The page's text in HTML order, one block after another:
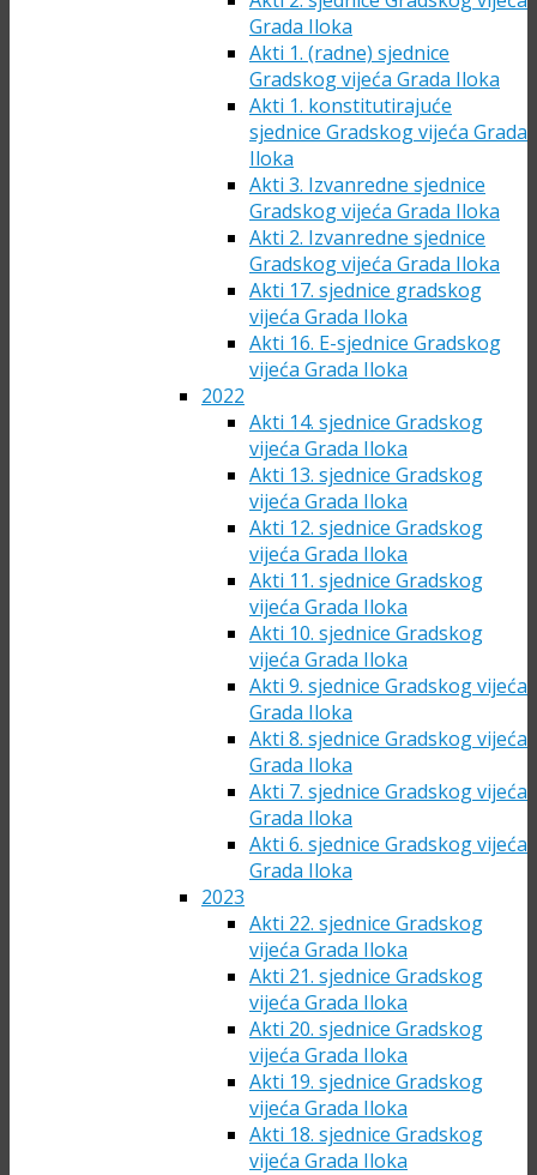
Grada Iloka
Akti 1. (radne) sjednice
Gradskog vijeća Grada Iloka
Akti 1. konstitutirajuće
sjednice Gradskog vijeća Grada
Iloka
Akti 3. Izvanredne sjednice
Gradskog vijeća Grada Iloka
Akti 2. Izvanredne sjednice
Gradskog vijeća Grada Iloka
Akti 17. sjednice gradskog
vijeća Grada Iloka
Akti 16. E-sjednice Gradskog
vijeća Grada Iloka
2022
Akti 14. sjednice Gradskog
vijeća Grada Iloka
Akti 13. sjednice Gradskog
vijeća Grada Iloka
Akti 12. sjednice Gradskog
vijeća Grada Iloka
Akti 11. sjednice Gradskog
vijeća Grada Iloka
Akti 10. sjednice Gradskog
vijeća Grada Iloka
Akti 9. sjednice Gradskog vijeća
Grada Iloka
Akti 8. sjednice Gradskog vijeća
Grada Iloka
Akti 7. sjednice Gradskog vijeća
Grada Iloka
Akti 6. sjednice Gradskog vijeća
Grada Iloka
2023
Akti 22. sjednice Gradskog
vijeća Grada Iloka
Akti 21. sjednice Gradskog
vijeća Grada Iloka
Akti 20. sjednice Gradskog
vijeća Grada Iloka
Akti 19. sjednice Gradskog
vijeća Grada Iloka
Akti 18. sjednice Gradskog
vijeća Grada Iloka